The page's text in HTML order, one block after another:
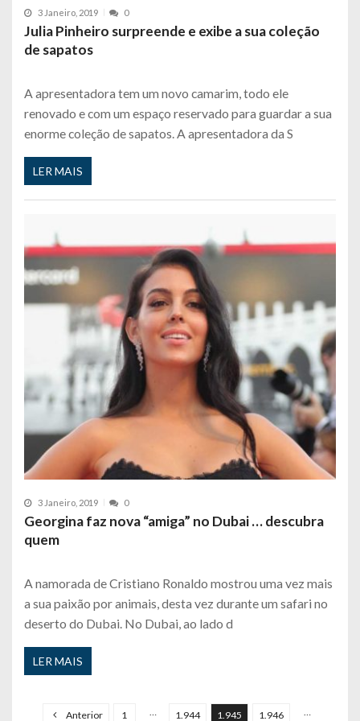
3 Janeiro, 2019 0
Julia Pinheiro surpreende e exibe a sua coleção
de sapatos
A apresentadora tem um novo camarim, todo ele
renovado e com um espaço reservado para guardar a sua
enorme coleção de sapatos. A apresentadora da S
LER MAIS
3 Janeiro, 2019 0
Georgina faz nova “amiga” no Dubai … descubra
quem
A namorada de Cristiano Ronaldo mostrou uma vez mais
a sua paixão por animais, desta vez durante um safari no
deserto do Dubai. No Dubai, ao lado d
LER MAIS
Anterior 1 1.944 1.945 1.946